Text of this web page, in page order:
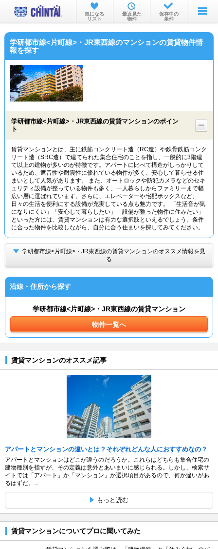
お部屋を探す
沿線・駅から
不動産会社から
気になる
リスト
最近見た
物件
保存中の
条件
学研都市線<片町線>・JR東西線のマンションの賃貸物件情
報を探す
学研都市線<片町線>・JR東西線の賃貸マンションのポイン
ト
賃貸マンションとは、主に鉄筋コンクリート造（RC造）や鉄骨鉄筋コンク
リート造（SRC造）で建てられた集合住宅のことを指し、一般的に3階建
て以上の建物が多いのが特徴です。アパートに比べて構造がしっかりして
いるため、遮音性や耐震性に優れている物件が多く、安心して暮らせる住
まいとして人気があります。 また、オートロックや防犯カメラなどのセキ
ュリティ設備が整っている物件も多く、一人暮らしからファミリーまで幅
広い層に選ばれています。さらに、エレベーターや宅配ボックスなど、
日々の生活を便利にする設備が充実している点も魅力です。 「生活音が気
になりにくい」「安心して暮らしたい」「設備が整った物件に住みたい」
といった方には、賃貸マンションは有力な選択肢といえるでしょう。条件
に合った物件を比較しながら、自分に合う住まいを探してみてください。
学研都市線<片町線>・JR東西線の賃貸マンションのオススメ情報を見
る
沿線・住所から探す
学研都市線<片町線>・JR東西線の賃貸マンション
物件一覧へ
賃貸マンションのオススメ記事
アパートとマンションの違いとは？それぞれどんな人におすすめなの？
アパートとマンションはどこが違うのだろうか。これらはどちらも集合住宅の
建物種別を指すが、その定義は意外とあいまいに感じられる。しかし、検索サ
イトでは「アパート」か「マンション」か選択項目があるので、何か違いがあ
るはずだ。...
もっと読む
賃貸マンションについてプロに聞いてみた